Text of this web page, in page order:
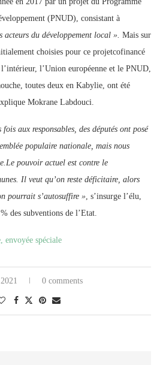
(PNUD), consistant à
acteurs du développement local ». Mais sur
choisies pour ce projetcofinancé
l’Union européenne et le PNUD,
toutes deux en Kabylie, ont été
Mokrane Labdouci.
aux responsables, des députés ont posé
populaire nationale, mais nous
pouvoir actuel est contre le
Il veut qu’on reste déficitaire, alors
pourrait s’autosuffire » , s’insurge l’élu,
des subventions de l’Etat.
envoyée spéciale
0 comments